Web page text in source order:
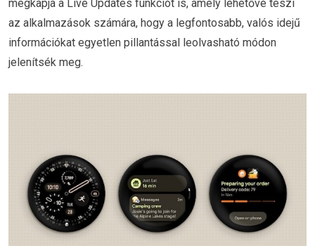
megkapja a Live Updates funkciót is, amely lehetővé teszi
az alkalmazások számára, hogy a legfontosabb, valós idejű
információkat egyetlen pillantással leolvasható módon
jelenítsék meg.